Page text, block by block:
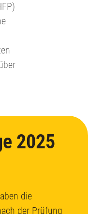
2025
die
der Prüfung